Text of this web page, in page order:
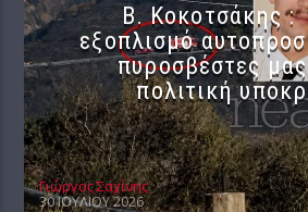
Β. Κοκοτσάκης :
εξοπλισμό
πυροσβέστες
πολιτική
Γιώργος Σαχίνης
30 ΙΟΥΛΊΟΥ 2026